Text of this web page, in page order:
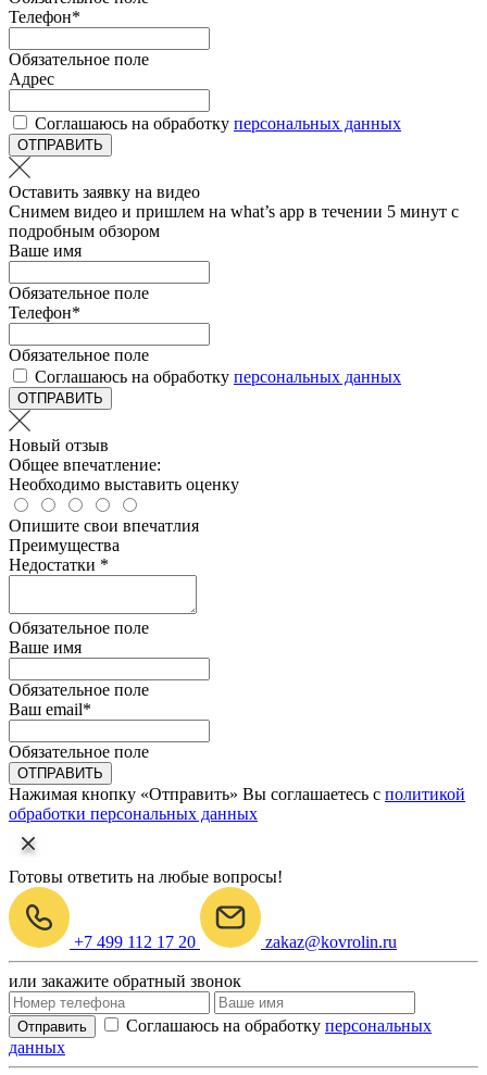
Телефон*
Обязательное поле
Адрес
Соглашаюсь на обработку персональных данных
ОТПРАВИТЬ
Оставить заявку на видео
Снимем видео и пришлем на what’s app в течении 5 минут с
подробным обзором
Ваше имя
Обязательное поле
Телефон*
Обязательное поле
Соглашаюсь на обработку персональных данных
ОТПРАВИТЬ
Новый отзыв
Общее впечатление:
Необходимо выставить оценку
Опишите свои впечатлия
Преимущества
Недостатки *
Обязательное поле
Ваше имя
Обязательное поле
Ваш email*
Обязательное поле
ОТПРАВИТЬ
Нажимая кнопку «Отправить» Вы соглашаетесь с политикой
обработки персональных данных
Готовы ответить на любые вопросы!
+7 499 112 17 20 zakaz@kovrolin.ru
или закажите обратный звонок
Отправить Соглашаюсь на обработку персональных
данных